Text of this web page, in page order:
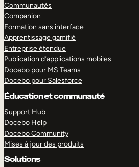
Communautés
Companion
Formation sans interface
Apprentissage gamifié
Entreprise étendue
Publication d’applications mobiles
Docebo pour MS Teams
Docebo pour Salesforce
Éducation et communauté
Support Hub
Docebo Help
Docebo Community
Mises à jour des produits
Solutions